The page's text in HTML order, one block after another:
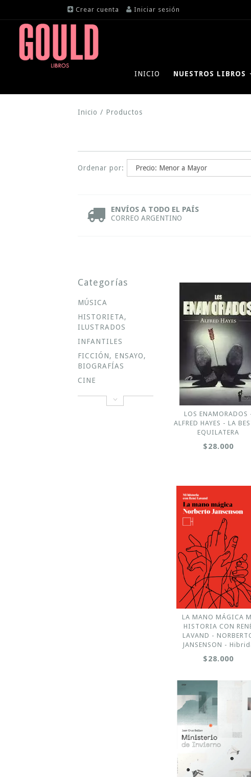
Crear cuenta Iniciar sesión
INICIO NUESTROS LIBROS
Inicio / Productos
Ordenar por:
ENVÍOS A TODO EL PAÍS
CORREO ARGENTINO
Categorías
MÚSICA
HISTORIETA,
ILUSTRADOS
INFANTILES
FICCIÓN, ENSAYO,
BIOGRAFÍAS
CINE
LOS ENAMORADOS
ALFRED HAYES - LA
EQUILATERA
$28.000
LA MANO MÁGICA
HISTORIA CON
LAVAND -
JANSENSON -
$28.000